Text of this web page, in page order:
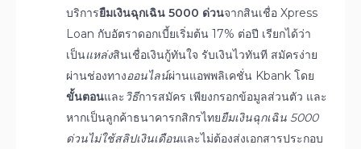
บริการยืมเงินฉุกเฉิน 5000 ด่วนจากสินเชื่อ Xpress
Loan กับอัตราดอกเบี้ยเริ่มต้น 17% ต่อปี เรียกได้ว่า
เป็นแหล่งสินเชื่อเงินกู้ทันใจ รับเงินไวทันที สมัครง่าย
ผ่านช่องทางออนไลน์ผ่านแอพพลิเคชั่น Kbank โดย
ขั้นตอนและวิธีการสมัคร เพียงกรอกข้อมูลส่วนตัว และ
หากเป็นลูกค้าธนาคารกสิกรไทยยืมเงินฉุกเฉิน 5000
ด่วนไม่ใช้สลิปเงินเดือนและไม่ต้องส่งเอกสารประกอบ